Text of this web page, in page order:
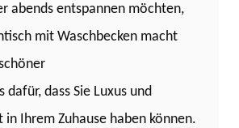
abends entspannen möchten,
mit Waschbecken macht
dafür, dass Sie Luxus und
in Ihrem Zuhause haben können.